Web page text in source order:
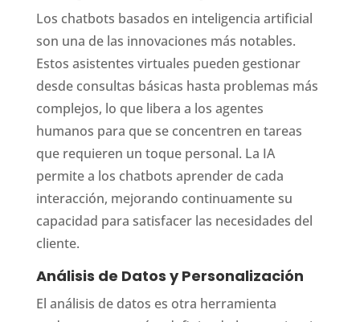
Los chatbots basados en inteligencia artificial
son una de las innovaciones más notables.
Estos asistentes virtuales pueden gestionar
desde consultas básicas hasta problemas más
complejos, lo que libera a los agentes
humanos para que se concentren en tareas
que requieren un toque personal. La IA
permite a los chatbots aprender de cada
interacción, mejorando continuamente su
capacidad para satisfacer las necesidades del
cliente.
Análisis de Datos y Personalización
El análisis de datos es otra herramienta